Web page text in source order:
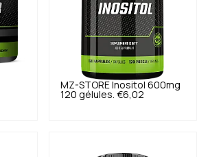
MZ-STORE Inositol 600mg
120 gélules. €6,02